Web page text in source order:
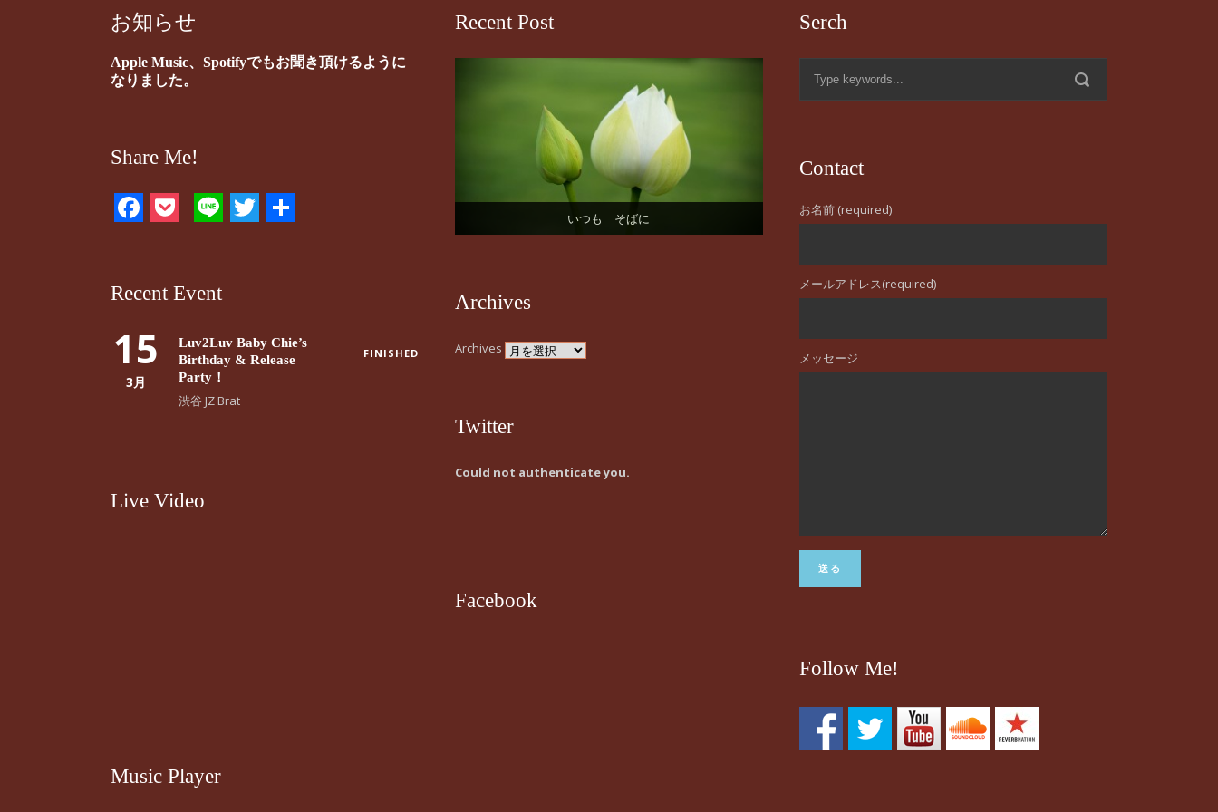
お知らせ
Apple Music、Spotifyでもお聞き頂けるように
なりました。
Share Me!
Facebook
PocketLineTwitter
Recent Event
15
3月
Luv2Luv Baby Chie’s
Birthday & Release
Party！
渋谷 JZ Brat
FINISHED
Live Video
Music Player
Recent Post
いつも そばに
はじまりの日。
桜の季節になりました！
お誕生日おめでとうございます
謹賀新年
Archives
Archives
Twitter
Could not authenticate you.
Facebook
Serch
Contact
お名前 (required)
メールアドレス(required)
メッセージ
Follow Me!